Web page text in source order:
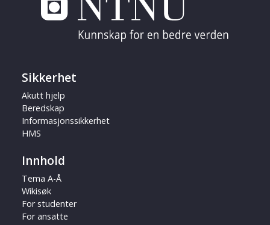
Sikkerhet
Akutt hjelp
Beredskap
Informasjonssikkerhet
HMS
Innhold
Tema A-Å
Wikisøk
For studenter
For ansatte